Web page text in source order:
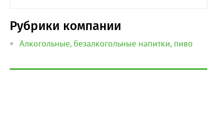
Рубрики компании
Алкогольные, безалкогольные напитки, пиво